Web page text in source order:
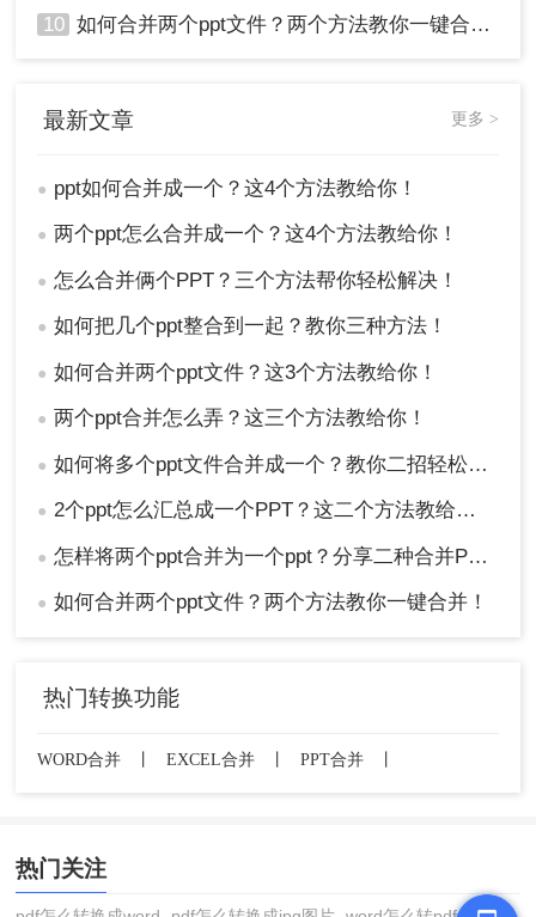
10 如何合并两个ppt文件？两个方法教你一键合并！
最新文章 更多 >
● ppt如何合并成一个？这4个方法教给你！
● 两个ppt怎么合并成一个？这4个方法教给你！
● 怎么合并俩个PPT？三个方法帮你轻松解决！
● 如何把几个ppt整合到一起？教你三种方法！
● 如何合并两个ppt文件？这3个方法教给你！
● 两个ppt合并怎么弄？这三个方法教给你！
● 如何将多个ppt文件合并成一个？教你二招轻松搞定！
● 2个ppt怎么汇总成一个PPT？这二个方法教给你！
● 怎样将两个ppt合并为一个ppt？分享二种合并PPT的方法！
● 如何合并两个ppt文件？两个方法教你一键合并！
热门转换功能
WORD合并 EXCEL合并 PPT合并
热门关注